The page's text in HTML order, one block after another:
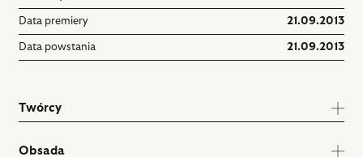
Data premiery 21.09.2013
Data powstania 21.09.2013
Twórcy
Obsada